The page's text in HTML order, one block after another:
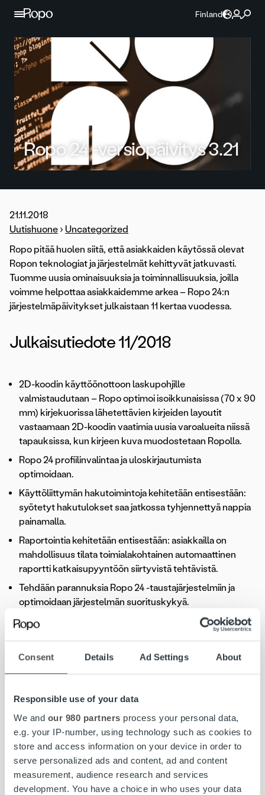
Consent Details Ad Settings About
Responsible use of your data
We and our 980 partners process your personal data,
e.g. your IP-number, using technology such as cookies to
store and access information on your device in order to
serve personalized ads and content, ad and content
measurement, audience research and services
development. You have a choice in who uses your data
Jatka sisältöön
Finland
Ropo 24 -versiopäivitys 3.21
21.11.2018
Uutishuone › Uncategorized
Ropo pitää huolen siitä, että asiakkaiden käytössä olevat
Ropon teknologiat ja järjestelmät kehittyvät jatkuvasti.
Tuomme uusia ominaisuuksia ja toiminnallisuuksia, joilla
voimme helpottaa asiakkaidemme arkea – Ropo 24:n
järjestelmäpäivitykset julkaistaan 11 kertaa vuodessa.
Julkaisutiedote 11/2018
2D-koodin käyttöönottoon laskupohjille
valmistaudutaan – Ropo optimoi isoikkunaisissa (70 x 90
mm) kirjekuorissa lähetettävien kirjeiden layoutit
vastaamaan 2D-koodin vaatimia uusia varoalueita niissä
tapauksissa, kun kirjeen kuva muodostetaan Ropolla.
Ropo 24 profiilinvalintaa ja uloskirjautumista
optimoidaan.
Käyttöliittymän hakutoimintoja kehitetään entisestään:
syötetyt hakutulokset saa jatkossa tyhjennettyä nappia
painamalla.
Raportointia kehitetään entisestään: asiakkailla on
mahdollisuus tilata toimialakohtainen automaattinen
raportti katkaisupyyntöön siirtyvistä tehtävistä.
Tehdään parannuksia Ropo 24 -taustajärjestelmiin ja
optimoidaan järjestelmän suorituskykyä.
Päivityksen aikana toteutetaan myös kuukausittaiset
Versiopäivitys suoritetaan sunnuntaina 25.11.2018 klo 12-
Loppuvuoden versiopäivityksien päivämäärät ovat:
Sunnuntai 30.12.